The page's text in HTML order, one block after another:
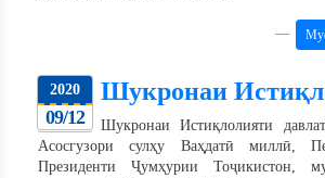
2020
09/12
Шукронаи
Шукронаи Истиқлолияти
Асосгузори сулҳу Ваҳдатӣ миллӣ,
Президенти Ҷумҳурии Тоҷикистон,